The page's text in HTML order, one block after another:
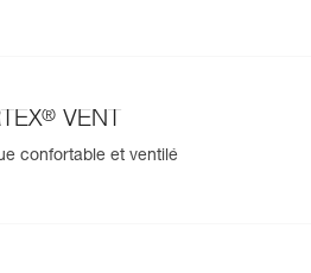
® VENT
confortable et ventilé